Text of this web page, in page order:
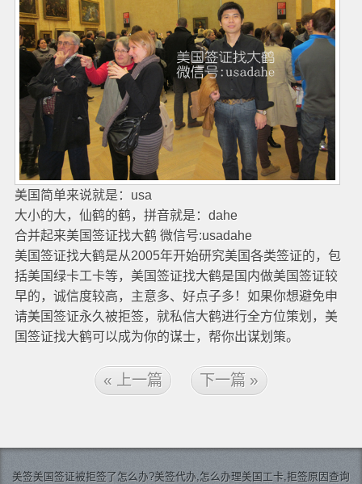
美国简单来说就是：usa
大小的大，仙鹤的鹤，拼音就是：dahe
合并起来美国签证找大鹤 微信号:usadahe
美国签证找大鹤是从2005年开始研究美国各类签证的，包
括美国绿卡工卡等，美国签证找大鹤是国内做美国签证较
早的，诚信度较高，主意多、好点子多！如果你想避免申
请美国签证永久被拒签，就私信大鹤进行全方位策划，美
国签证找大鹤可以成为你的谋士，帮你出谋划策。
« 上一篇 下一篇 »
美签美国签证被拒签了怎么办?美签代办,怎么办理美国工卡,拒签原因查询